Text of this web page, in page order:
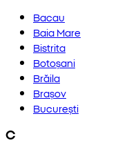
Bacau
Baia Mare
Bistrita
Botoșani
Brăila
Brașov
București
C